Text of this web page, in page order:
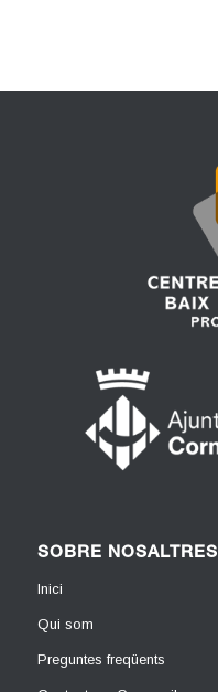
SOBRE NOSALTRES
Inici
Qui som
Preguntes freqüents